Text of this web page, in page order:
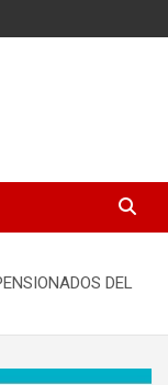
informado
más.
DEL